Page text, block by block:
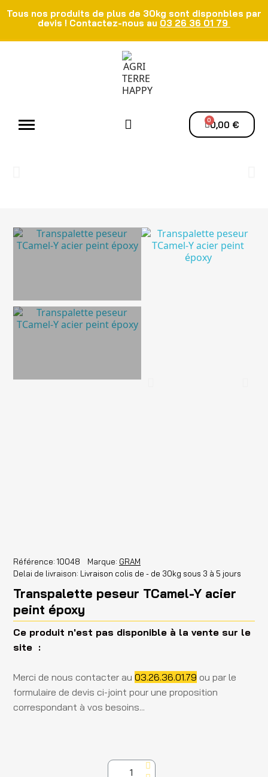
Tous nos produits de plus de 30kg sont disponbles par
devis ! Contactez-nous au 03 26 36 01 79
0,00 €
Référence 10048 Marque GRAM
Delai de livraison Livraison colis de - de 30kg sous 3 à 5 jours
Transpalette peseur TCamel-Y acier
peint époxy
Ce produit n'est pas disponible à la vente sur le
site :
Merci de nous contacter au 03.26.36.01.79 ou par le
formulaire de devis ci-joint pour une proposition
correspondant à vos besoins...